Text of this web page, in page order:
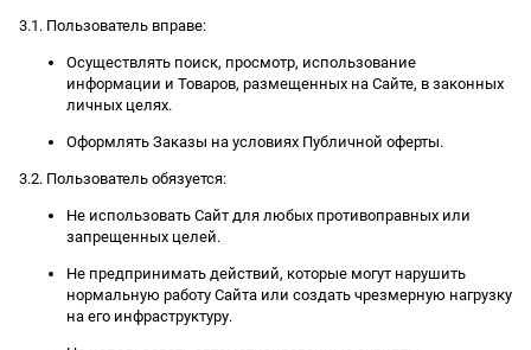
3.1. Пользователь вправе:
Осуществлять поиск, просмотр, использование
информации и Товаров, размещенных на Сайте, в законных
личных целях.
Оформлять Заказы на условиях Публичной оферты.
3.2. Пользователь обязуется:
Не использовать Сайт для любых противоправных или
запрещенных целей.
Не предпринимать действий, которые могут нарушить
нормальную работу Сайта или создать чрезмерную нагрузку
на его инфраструктуру.